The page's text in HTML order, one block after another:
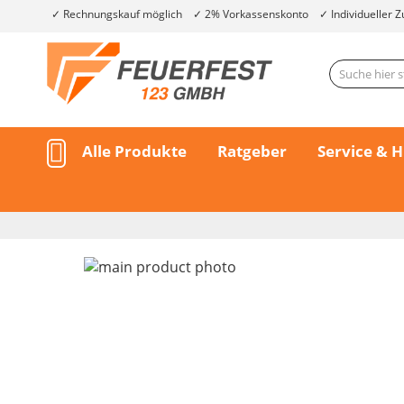
Rechnungskauf möglich 2% Vorkassenskonto Individueller
Alle Produkte Ratgeber Service &
Skip